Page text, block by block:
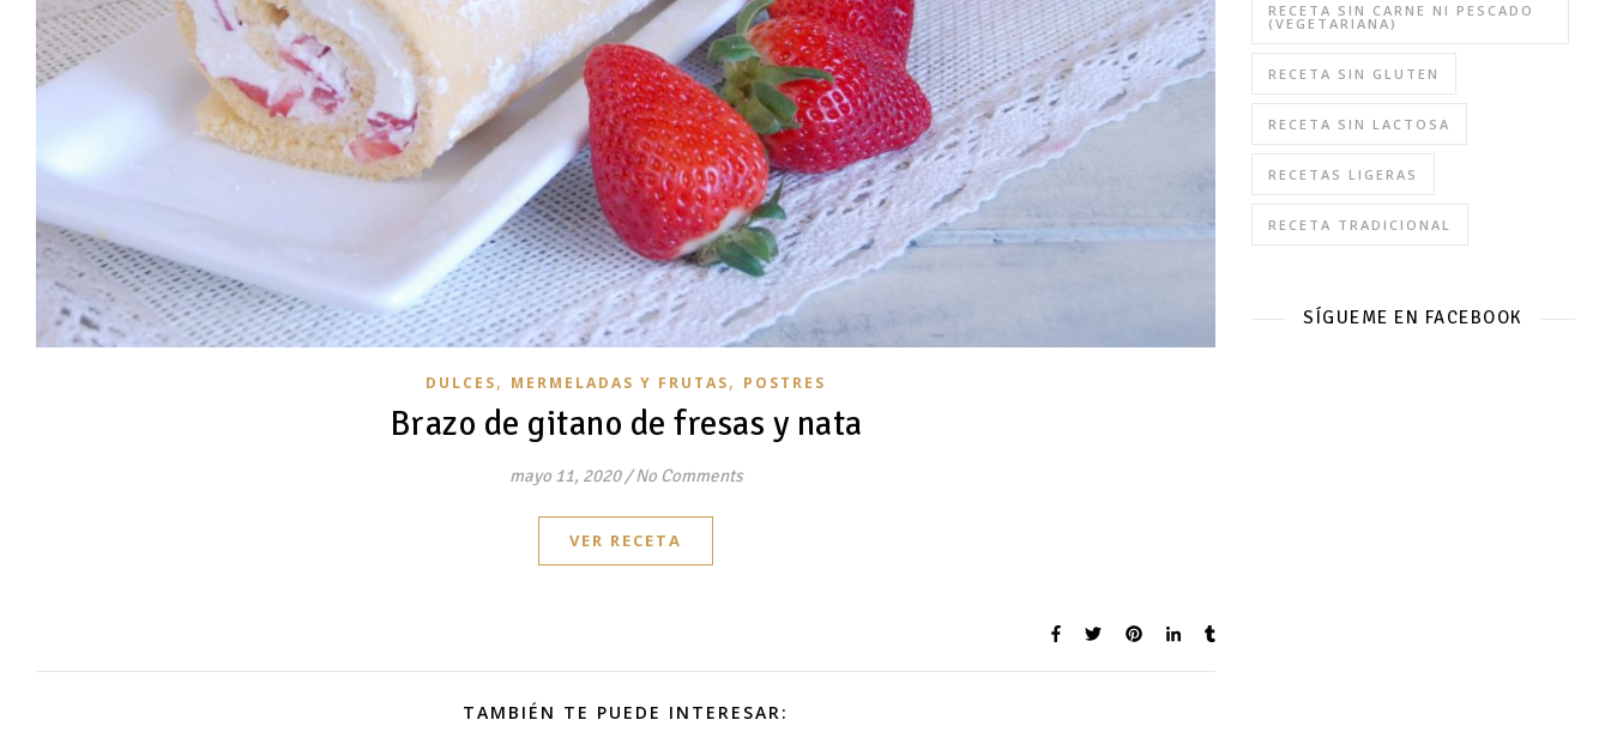
DULCES, MERMELADAS Y FRUTAS, POSTRES
Brazo de gitano de fresas y nata
mayo 11, 2020 /No Comments
VER RECETA
TAMBIÉN TE PUEDE INTERESAR:
RECETA SIN CARNE NI PESCADO
(VEGETARIANA)
RECETA SIN GLUTEN
RECETA SIN LACTOSA
RECETAS LIGERAS
RECETA TRADICIONAL
SÍGUEME EN FACEBOOK